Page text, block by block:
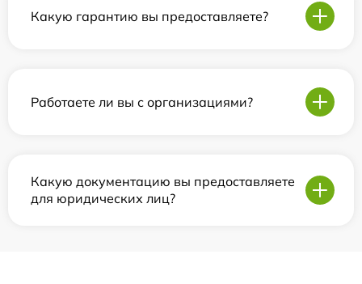
Какую гарантию вы предоставляете?
Работаете ли вы с организациями?
Какую документацию вы предоставляете
для юридических лиц?